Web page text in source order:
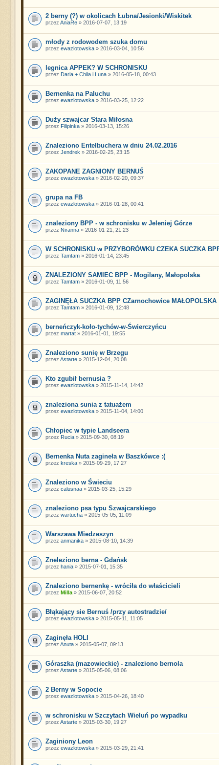
2 berny (?) w okolicach Łubna/Jesionki/Wiskitek
przez AniaRe» 2016-07-07, 13:19
młody z rodowodem szuka domu
przez ewazlotowska» 2016-03-04, 10:56
legnica APPEK? W SCHRONISKU
przez Daria + Chila i Luna» 2016-05-18, 00:43
Bernenka na Paluchu
przez ewazlotowska» 2016-03-25, 12:22
Duży szwajcar Stara Miłosna
przez Filipinka» 2016-03-13, 15:26
Znaleziono Entelbuchera w dniu 24.02.2016
przez Jendrek » 2016-02-25, 23:15
ZAKOPANE ZAGNIONY BERNUŚ
przez ewazlotowska» 2016-02-20, 09:37
grupa na FB
przez ewazlotowska» 2016-01-28, 00:41
znaleziony BPP - w schronisku w Jeleniej Górze
przez Niranna» 2016-01-21, 21:23
W SCHRONISKU w PRZYBORÓWKU CZEKA SUCZKA
przez Tamtam» 2016-01-14, 23:45
ZNALEZIONY SAMIEC BPP - Mogilany, Małopolska
przez Tamtam» 2016-01-09, 11:56
ZAGINĘŁA SUCZKA BPP CZarnochowice MAŁOPOLSKA
przez Tamtam» 2016-01-09, 12:48
berneńczyk-koło-tychów-w-Świerczyńcu
przez martat» 2016-01-01, 19:55
Znaleziono sunię w Brzegu
przez Astarte» 2015-12-04, 20:08
Kto zgubił bernusia ?
przez ewazlotowska» 2015-11-14, 14:42
znaleziona sunia z tatuażem
przez ewazlotowska» 2015-11-04, 14:00
Chłopiec w typie Landseera
przez Rucia» 2015-09-30, 08:19
Bernenka Nuta zagineła w Baszkówce :(
przez kreska» 2015-09-29, 17:27
Znaleziono w Świeciu
przez calusnaa» 2015-03-25, 15:29
znaleziono psa typu Szwajcarskiego
przez wartucha» 2015-05-05, 11:09
Warszawa Miedzeszyn
przez anmanika» 2015-08-10, 14:39
Zneleziono berna - Gdańsk
przez hania» 2015-07-01, 15:35
Znaleziono bernenkę - wróciła do właścicieli
przez Milla» 2015-06-07, 20:52
Błąkający sie Bernuś /przy autostradzie/
przez ewazlotowska» 2015-05-11, 11:05
Zaginęła HOLI
przez Anuta» 2015-05-07, 09:13
Góraszka (mazowieckie) - znaleziono bernola
przez Astarte» 2015-05-06, 08:06
2 Berny w Sopocie
przez ewazlotowska» 2015-04-26, 18:40
w schronisku w Szczytach Wieluń po wypadku
przez Astarte» 2015-03-30, 19:27
Zaginiony Leon
przez ewazlotowska» 2015-03-29, 21:41